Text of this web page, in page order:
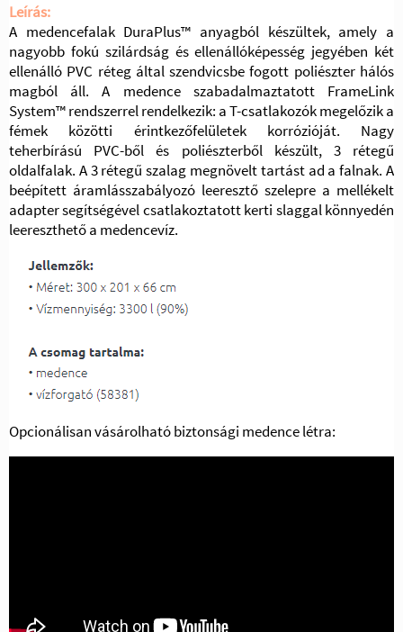
Leírás:
A medencefalak DuraPlus™ anyagból készültek, amely a
nagyobb fokú szilárdság és ellenállóképesség jegyében két
ellenálló PVC réteg által szendvicsbe fogott poliészter hálós
magból áll. A medence szabadalmaztatott FrameLink
System™ rendszerrel rendelkezik: a T-csatlakozók megelőzik a
fémek közötti érintkezőfelületek korrózióját. Nagy
teherbírású PVC-ből és poliészterből készült, 3 rétegű
oldalfalak. A 3 rétegű szalag megnövelt tartást ad a falnak. A
beépített áramlásszabályozó leeresztő szelepre a mellékelt
adapter segítségével csatlakoztatott kerti slaggal könnyedén
leereszthető a medencevíz.
Opcionálisan vásárolható biztonsági medence létra: